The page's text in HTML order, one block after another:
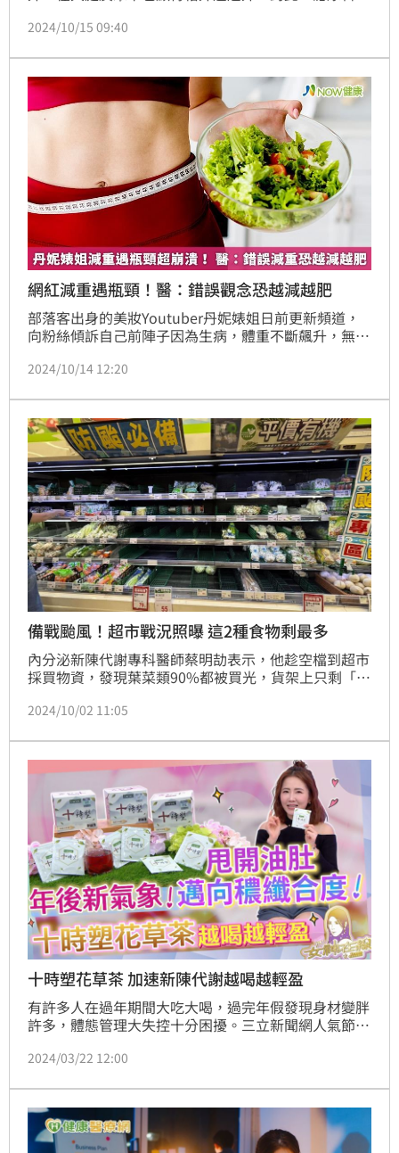
關，包括新陳代謝變差、洗澡頻率變降低等。同時也分
2024/10/15 09:40
網紅減重遇瓶頸！醫：錯誤觀念恐越減越肥
部落客出身的美妝Youtuber丹妮婊姐日前更新頻道，
向粉絲傾訴自己前陣子因為生病，體重不斷飆升，無論
擇就醫檢查，發現自己身體出狀況，也因此導致減重出
2024/10/14 12:20
備戰颱風！超市戰況照曝 這2種食物剩最多
內分泌新陳代謝專科醫師蔡明劼表示，他趁空檔到超市
採買物資，發現葉菜類90%都被買光，貨架上只剩「菇
物。
2024/10/02 11:05
十時塑花草茶 加速新陳代謝越喝越輕盈
有許多人在過年期間大吃大喝，過完年假發現身材變胖
許多，體態管理大失控十分困擾。三立新聞網人氣節目
之王-紫花苜蓿，能夠激發FG SO體素，加速身體新陳
2024/03/22 12:00